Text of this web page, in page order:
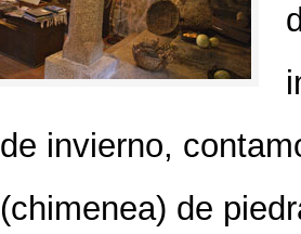
de invierno,
(chimenea) de